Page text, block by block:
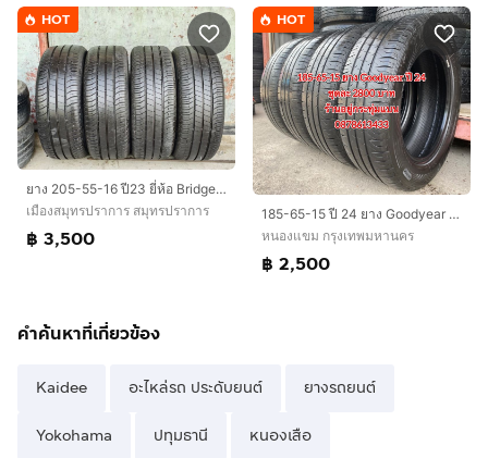
HOT
ยาง 205-55-16 ปี23 ยี่ห้อ Bridgestone
เมืองสมุทรปราการ สมุทรปราการ
฿ 3,500
HOT
185-65-15 ปี 24 ยาง Goodyear ชุด 4 เส้น 2800 บาท 185-60-15 ปี 23/3 ปี22/1 ยาง Goodyear ชุด 4 เส้น 2500 บาทสภาพยางสวยดอกเต็มๆนุ่มๆ ไม่บวม
หนองแขม กรุงเทพมหานคร
฿ 2,500
คำค้นหาที่เกี่ยวข้อง
Kaidee อะไหล่รถ ประดับยนต์ ยางรถยนต์
Yokohama ปทุมธานี หนองเสือ